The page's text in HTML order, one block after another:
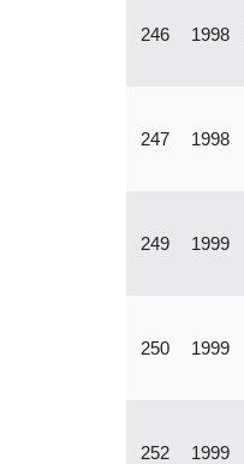
246 1998
247 1998
249 1999
250 1999
252 1999